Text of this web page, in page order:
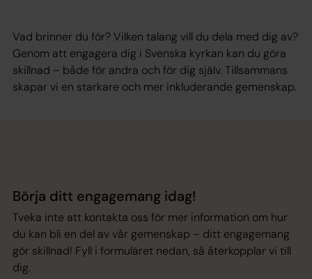
Vad brinner du för? Vilken talang vill du dela med dig av?
Genom att engagera dig i Svenska kyrkan kan du göra
skillnad – både för andra och för dig själv. Tillsammans
skapar vi en starkare och mer inkluderande gemenskap.
Börja ditt engagemang idag!
Tveka inte att kontakta oss för mer information om hur
du kan bli en del av vår gemenskap – ditt engagemang
gör skillnad! Fyll i formuläret nedan, så återkopplar vi till
dig.